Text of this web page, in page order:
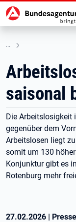
zu den Hauptinhalten
saisonal
Die Arbeitslosigkeit
gegenüber dem
Arbeitslosen liegt
somit um 130
Konjunktur gibt es
Rotenburg mehr
27.02.2026 |